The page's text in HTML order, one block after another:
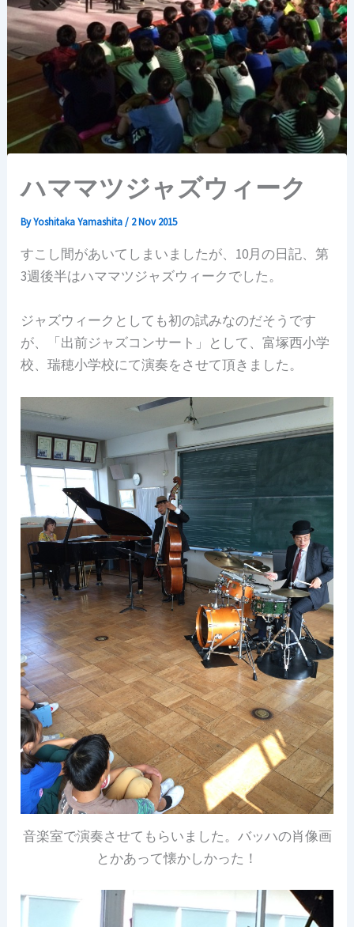
ハママツジャズウィーク
ByYoshitaka Yamashita/ 2 Nov 2015
すこし間があいてしまいましたが、10月の日記、第
3週後半はハママツジャズウィークでした。
ジャズウィークとしても初の試みなのだそうです
が、「出前ジャズコンサート」として、富塚西小学
校、瑞穂小学校にて演奏をさせて頂きました。
音楽室で演奏させてもらいました。バッハの肖像画
とかあって懐かしかった！